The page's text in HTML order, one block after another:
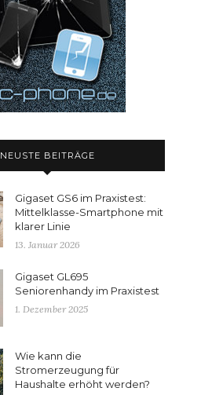
NEUSTE BEITRÄGE
Gigaset GS6 im Praxistest:
Mittelklasse-Smartphone mit
klarer Linie
13. Januar 2026
Gigaset GL695
Seniorenhandy im Praxistest
1. Dezember 2025
Wie kann die
Stromerzeugung für
Haushalte erhöht werden?